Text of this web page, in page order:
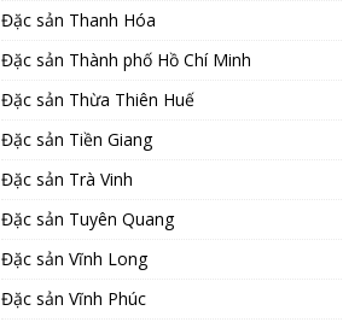
Đặc sản Thanh Hóa
Đặc sản Thành phố Hồ Chí Minh
Đặc sản Thừa Thiên Huế
Đặc sản Tiền Giang
Đặc sản Trà Vinh
Đặc sản Tuyên Quang
Đặc sản Vĩnh Long
Đặc sản Vĩnh Phúc